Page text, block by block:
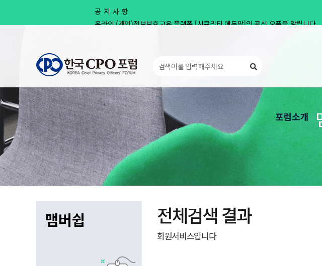
공지사항
온라인 (개인)정보보호교육 플랫폼 [시큐리티 에듀팜]의 공식 오픈을 알립니다.
[공지] 사무국 이전 및 신규 주소 안내
[공지] 사무국 이전에 따른 업무 일시 중단 안내 (07월 27일~28일)
포럼소개
인사말
연혁
한국CPO포럼은
전체검색 결과
회원서비스입니다